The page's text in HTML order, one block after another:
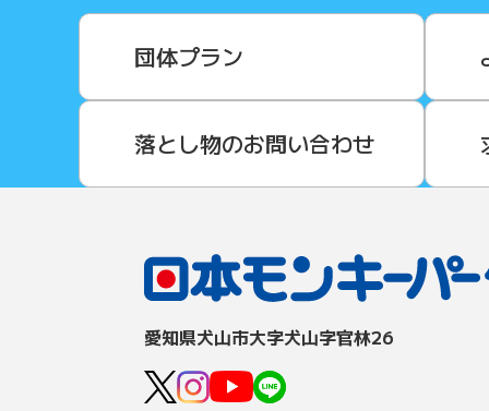
団体プラン
落とし物のお問い合わせ
愛知県⽝⼭市⼤字⽝⼭字官林26